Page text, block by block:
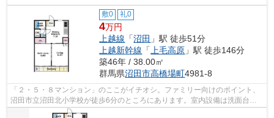
敷0 礼0
4万円
上越線 「沼田 」駅 徒歩51分
上越新幹線 「 上毛高原 」駅 徒歩146分
築46年 / 38.00㎡
群馬県沼田市高橋場町4981-8
「２・５・８マンション」のここがイチオシ。ファミリー向けのポイント、
沼田市立沼田北小学校が徒歩6分のところにあります。室内設備は洗面台・
バストイレ別など大変充実しております...